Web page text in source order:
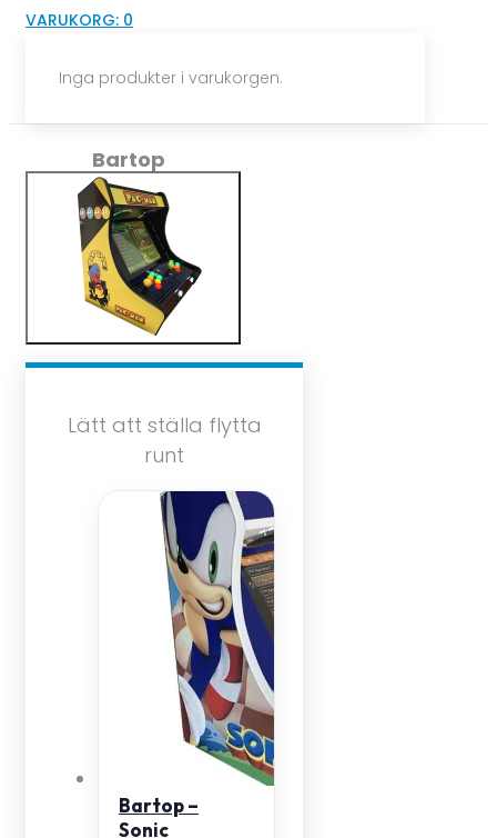
VARUKORG: 0
Inga produkter i varukorgen.
Bartop
Lätt att ställa flytta
runt
Bartop –
Sonic